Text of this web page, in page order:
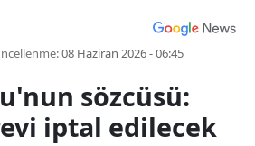
08 Haziran 2026 - 06:45
sözcüsü:
iptal edilecek